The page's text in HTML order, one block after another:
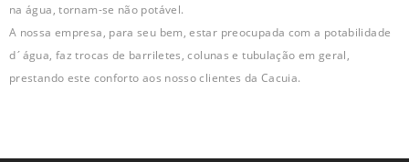
na água, tornam-se não potável.
A nossa empresa, para seu bem, estar preocupada com a potabilidade
d´água, faz trocas de barriletes, colunas e tubulação em geral,
prestando este conforto aos nosso clientes da Cacuia.